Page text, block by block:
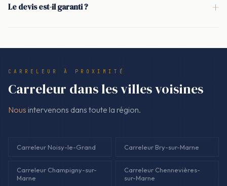
plots. La pente d'écoulement, le drainage et les joints de
Le devis est-il garanti ? +
supports, la préparation (dont ragréage si nécessaire), la
CARRELEUR À PROXIMITÉ
Carreleur dans les villes voisines
Nous intervenons dans toute la région.
Carreleur Noisy-le-Grand Carreleur Bry-sur-Marne
Carreleur Champigny-sur-
Marne
Carreleur Chennevières-
sur-Marne